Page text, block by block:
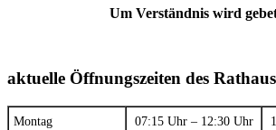
Um Verständnis wird
aktuelle Öffnungszeiten des
Montag 07:15 Uhr – 12:30 Uhr